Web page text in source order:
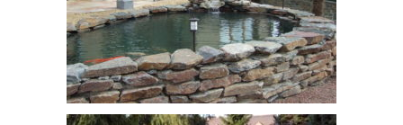
baignade